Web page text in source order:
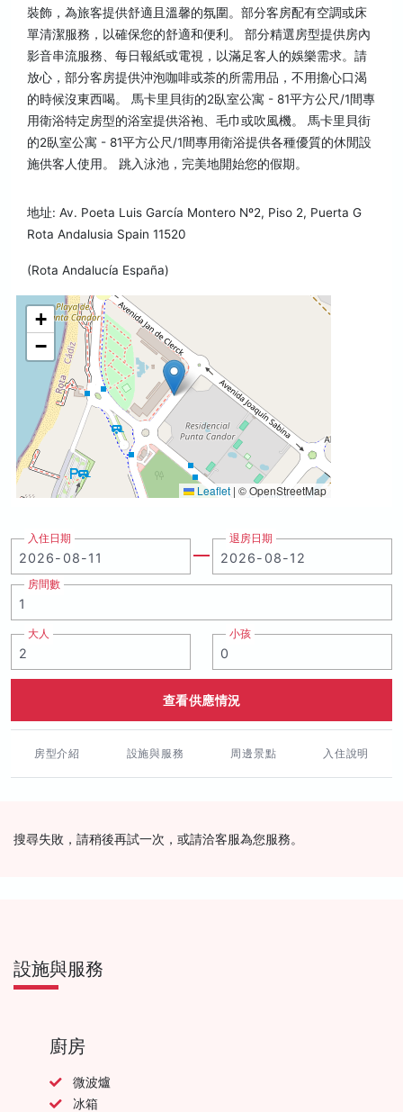
裝飾，為旅客提供舒適且溫馨的氛圍。部分客房配有空調或床
單清潔服務，以確保您的舒適和便利。 部分精選房型提供房內
影音串流服務、每日報紙或電視，以滿足客人的娛樂需求。請
放心，部分客房提供沖泡咖啡或茶的所需用品，不用擔心口渴
的時候沒東西喝。 馬卡里貝街的2臥室公寓 - 81平方公尺/1間專
用衛浴特定房型的浴室提供浴袍、毛巾或吹風機。 馬卡里貝街
的2臥室公寓 - 81平方公尺/1間專用衛浴提供各種優質的休閒設
施供客人使用。 跳入泳池，完美地開始您的假期。
地址: Av. Poeta Luis García Montero Nº2, Piso 2, Puerta G
Rota Andalusia Spain 11520
(Rota Andalucía España)
+
−
Leaflet | © OpenStreetMap
入住日期 退房日期
房間數
大人 小孩
查看供應情況
房型介紹 設施與服務 周邊景點 入住說明
搜尋失敗，請稍後再試一次，或請洽客服為您服務。
設施與服務
廚房
微波爐
冰箱